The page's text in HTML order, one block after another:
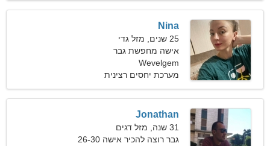
Nina
25 שנים, מזל גדי
אישה מחפשת גבר
Wevelgem
מערכת יחסים רצינית
Jonathan
31 שנה, מזל דגים
גבר רוצה להכיר אישה 26-30